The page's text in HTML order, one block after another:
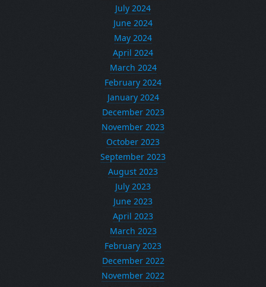
July 2024
June 2024
May 2024
April 2024
March 2024
February 2024
January 2024
December 2023
November 2023
October 2023
September 2023
August 2023
July 2023
June 2023
April 2023
March 2023
February 2023
December 2022
November 2022